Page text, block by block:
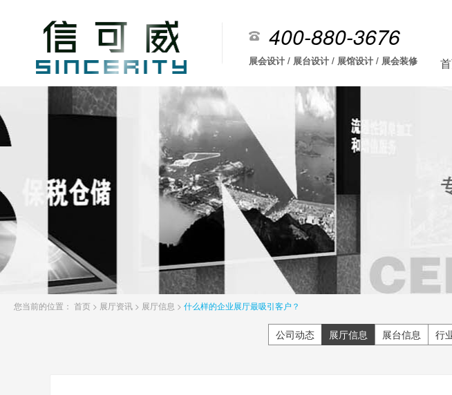
400-880-3676
展会设计 / 展台设计 / 展馆设计 / 展会装修
您当前的位置： 首页 > 展厅资讯 > 展厅信息 > 什么样的企业展厅最吸引客户？
公司动态 展厅信息 展台信息 行